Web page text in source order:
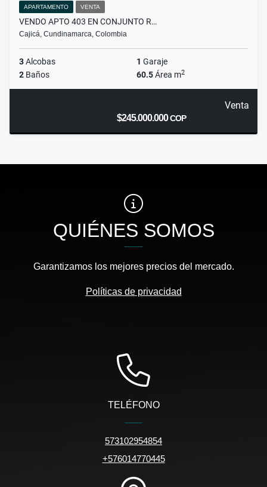
APARTAMENTO VENTA
VENDO APTO 403 EN CONJUNTO R…
Cajicá, Cundinamarca, Colombia
3Alcobas 1 Garaje
2 Baños 60.5Área m2
Venta
$245.000.000COP
QUIÉNES SOMOS
Garantizamos los mejores precios del mercado.
Políticas de privacidad
TELÉFONO
573102954854
+576014770445